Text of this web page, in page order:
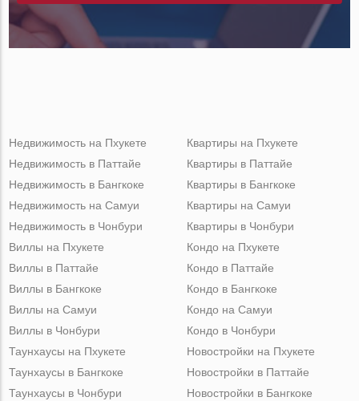
Недвижимость на Пхукете
Недвижимость в Паттайе
Недвижимость в Бангкоке
Недвижимость на Самуи
Недвижимость в Чонбури
Квартиры на Пхукете
Квартиры в Паттайе
Квартиры в Бангкоке
Квартиры на Самуи
Квартиры в Чонбури
Виллы на Пхукете
Виллы в Паттайе
Виллы в Бангкоке
Виллы на Самуи
Виллы в Чонбури
Кондо на Пхукете
Кондо в Паттайе
Кондо в Бангкоке
Кондо на Самуи
Кондо в Чонбури
Таунхаусы на Пхукете
Таунхаусы в Бангкоке
Таунхаусы в Чонбури
Новостройки на Пхукете
Новостройки в Паттайе
Новостройки в Бангкоке